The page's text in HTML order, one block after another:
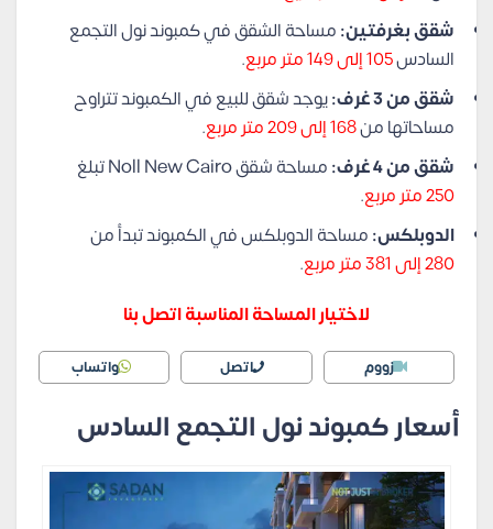
شقق بغرفتين:مساحة الشقق في كمبوند نول التجمع
السادس105 إلى 149 متر مربع
.
شقق من 3 غرف:
يوجد شقق للبيع في الكمبوند تتراوح
مساحاتها من168 إلى 209 متر مربع
.
شقق من 4 غرف:
مساحة شقق Noll New Cairo تبلغ
250 متر مربع
.
الدوبلكس:مساحة الدوبلكس في الكمبوند تبدأ من
280 إلى 381 متر مربع
.
لاختيار المساحة المناسبة اتصل بنا
زووم اتصل واتساب
أسعار كمبوند نول التجمع السادس